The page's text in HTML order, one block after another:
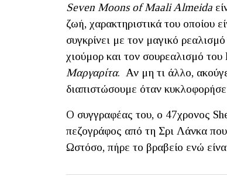
Seven Moons of Maali Almeida
ζωή, χαρακτηριστικά του οποίου
συγκρίνει με τον μαγικό
χιούμορ και τον σουρεαλισμό
Μαργαρίτα. Αν μη τι άλλο,
διαπιστώσουμε όταν
Ο συγγραφέας του, ο 47χρονος
πεζογράφος από τη Σρι Λάνκα
Ωστόσο, πήρε το βραβείο ενώ